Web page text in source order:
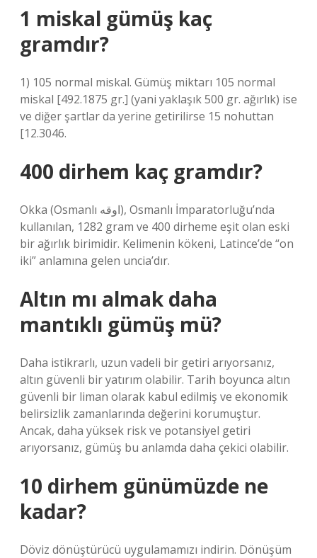
1 miskal gümüş kaç
gramdır?
1) 105 normal miskal. Gümüş miktarı 105 normal
miskal [492.1875 gr.] (yani yaklaşık 500 gr. ağırlık) ise
ve diğer şartlar da yerine getirilirse 15 nohuttan
[12.3046.
400 dirhem kaç gramdır?
Okka (Osmanlı اوقه), Osmanlı İmparatorluğu’nda
kullanılan, 1282 gram ve 400 dirheme eşit olan eski
bir ağırlık birimidir. Kelimenin kökeni, Latince’de “on
iki” anlamına gelen uncia’dır.
Altın mı almak daha
mantıklı gümüş mü?
Daha istikrarlı, uzun vadeli bir getiri arıyorsanız,
altın güvenli bir yatırım olabilir. Tarih boyunca altın
güvenli bir liman olarak kabul edilmiş ve ekonomik
belirsizlik zamanlarında değerini korumuştur.
Ancak, daha yüksek risk ve potansiyel getiri
arıyorsanız, gümüş bu anlamda daha çekici olabilir.
10 dirhem günümüzde ne
kadar?
Döviz dönüştürücü uygulamamızı indirin. Dönüşüm